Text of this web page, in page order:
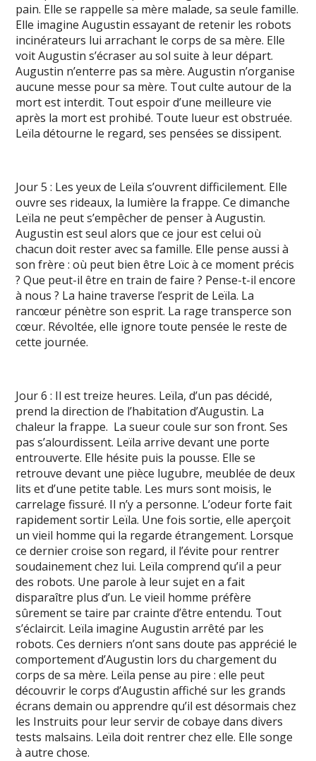
pain. Elle se rappelle sa mère malade, sa seule famille.
Elle imagine Augustin essayant de retenir les robots
incinérateurs lui arrachant le corps de sa mère. Elle
voit Augustin s’écraser au sol suite à leur départ.
Augustin n’enterre pas sa mère. Augustin n’organise
aucune messe pour sa mère. Tout culte autour de la
mort est interdit. Tout espoir d’une meilleure vie
après la mort est prohibé. Toute lueur est obstruée.
Leïla détourne le regard, ses pensées se dissipent.
Jour 5 : Les yeux de Leïla s’ouvrent difficilement. Elle
ouvre ses rideaux, la lumière la frappe. Ce dimanche
Leïla ne peut s’empêcher de penser à Augustin.
Augustin est seul alors que ce jour est celui où
chacun doit rester avec sa famille. Elle pense aussi à
son frère : où peut bien être Loïc à ce moment précis
? Que peut-il être en train de faire ? Pense-t-il encore
à nous ? La haine traverse l’esprit de Leïla. La
rancœur pénètre son esprit. La rage transperce son
cœur. Révoltée, elle ignore toute pensée le reste de
cette journée.
Jour 6 : Il est treize heures. Leïla, d’un pas décidé,
prend la direction de l’habitation d’Augustin. La
chaleur la frappe. La sueur coule sur son front. Ses
pas s’alourdissent. Leïla arrive devant une porte
entrouverte. Elle hésite puis la pousse. Elle se
retrouve devant une pièce lugubre, meublée de deux
lits et d’une petite table. Les murs sont moisis, le
carrelage fissuré. Il n’y a personne. L’odeur forte fait
rapidement sortir Leïla. Une fois sortie, elle aperçoit
un vieil homme qui la regarde étrangement. Lorsque
ce dernier croise son regard, il l’évite pour rentrer
soudainement chez lui. Leïla comprend qu’il a peur
des robots. Une parole à leur sujet en a fait
disparaître plus d’un. Le vieil homme préfère
sûrement se taire par crainte d’être entendu. Tout
s’éclaircit. Leïla imagine Augustin arrêté par les
robots. Ces derniers n’ont sans doute pas apprécié le
comportement d’Augustin lors du chargement du
corps de sa mère. Leïla pense au pire : elle peut
découvrir le corps d’Augustin affiché sur les grands
écrans demain ou apprendre qu’il est désormais chez
les Instruits pour leur servir de cobaye dans divers
tests malsains. Leïla doit rentrer chez elle. Elle songe
à autre chose.